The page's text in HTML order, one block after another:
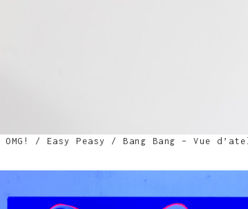
– OMG! / Easy Peasy / Bang Bang – Vue